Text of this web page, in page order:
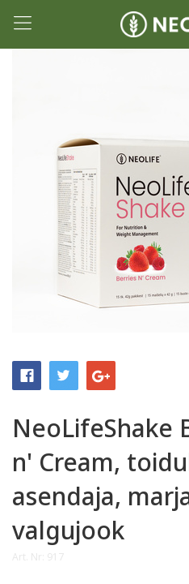
NeoLifeShake
n' Cream,
asendaja,
valgujook